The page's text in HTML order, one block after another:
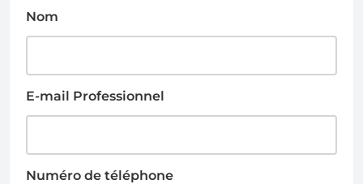
Nom
E-mail Professionnel
Numéro de téléphone